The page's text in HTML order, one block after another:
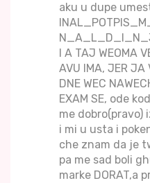
aku u dupe
I A TAJ WEOMA
AVU IMA, JER JA
DNE WEC
EXAM SE, ode
me dobro(pravo)
i mi u usta i
che znam da je
pa me sad boli
marke DORAT,a